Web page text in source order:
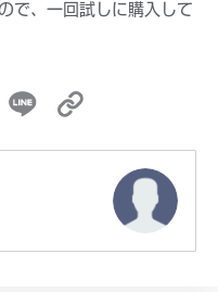
で、一回試しに購入して